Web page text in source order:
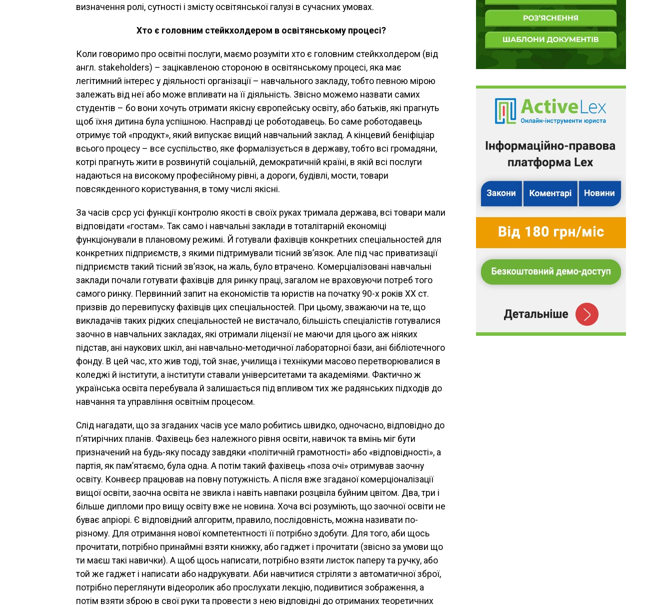
визначення ролі, сутності і змісту освітянської галузі в сучасних умовах.
Хто є головним стейкхолдером в освітянському процесі?
Коли говоримо про освітні послуги, маємо розуміти хто є головним стейкхолдером (від
англ. stakeholders) – зацікавленою стороною в освітянському процесі, яка має
легітимний інтерес у діяльності організації – навчального закладу, тобто певною мірою
залежать від неї або може впливати на її діяльність. Звісно можемо назвати самих
студентів – бо вони хочуть отримати якісну європейську освіту, або батьків, які прагнуть
щоб їхня дитина була успішною. Насправді це роботодавець. Бо саме роботодавець
отримує той «продукт», який випускає вищий навчальний заклад. А кінцевий беніфіціар
всього процесу – все суспільство, яке формалізується в державу, тобто всі громадяни,
котрі прагнуть жити в розвинутій соціальній, демократичній країні, в якій всі послуги
надаються на високому професійному рівні, а дороги, будівлі, мости, товари
повсякденного користування, в тому числі якісні.
За часів срср усі функції контролю якості в своїх руках тримала держава, всі товари мали
відповідати «гостам». Так само і навчальні заклади в тоталітарній економіці
функціонували в плановому режимі. Й готували фахівців конкретних спеціальностей для
конкретних підприємств, з якими підтримували тісний зв’язок. Але під час приватизації
підприємств такий тісний зв’язок, на жаль, було втрачено. Комерціалізовані навчальні
заклади почали готувати фахівців для ринку праці, загалом не враховуючи потреб того
самого ринку. Первинний запит на економістів та юристів на початку 90-х років ХХ ст.
призвів до перевипуску фахівців цих спеціальностей. При цьому, зважаючи на те, що
викладачів таких рідких спеціальностей не вистачало, більшість спеціалістів готувалися
заочно в навчальних закладах, які отримали ліцензії не маючи для цього аж ніяких
підстав, ані наукових шкіл, ані навчально-методичної лабораторної бази, ані бібліотечного
фонду. В цей час, хто жив тоді, той знає, училища і технікуми масово перетворювалися в
коледжі й інститути, а інститути ставали університетами та академіями. Фактично ж
українська освіта перебувала й залишається під впливом тих же радянських підходів до
навчання та управління освітнім процесом.
Слід нагадати, що за згаданих часів усе мало робитись швидко, одночасно, відповідно до
п’ятирічних планів. Фахівець без належного рівня освіти, навичок та вмінь міг бути
призначений на будь-яку посаду завдяки «політичній грамотності» або «відповідності», а
партія, як пам’ятаємо, була одна. А потім такий фахівець «поза очі» отримував заочну
освіту. Конвеєр працював на повну потужність. А після вже згаданої комерціоналізації
вищої освіти, заочна освіта не звикла і навіть навпаки розцвіла буйним цвітом. Два, три і
більше дипломи про вищу освіту вже не новина. Хоча всі розуміють, що заочної освіти не
буває апріорі. Є відповідний алгоритм, правило, послідовність, можна називати по-
різному. Для отримання нової компетентності її потрібно здобути. Для того, аби щось
прочитати, потрібно принаймні взяти книжку, або гаджет і прочитати (звісно за умови що
ти маєш такі навички). А щоб щось написати, потрібно взяти листок паперу та ручку, або
той же гаджет і написати або надрукувати. Аби навчитися стріляти з автоматичної зброї,
потрібно переглянути відеоролик або прослухати лекцію, подивитися зображення, а
потім взяти зброю в свої руки та провести з нею відповідні до отриманих теоретичних